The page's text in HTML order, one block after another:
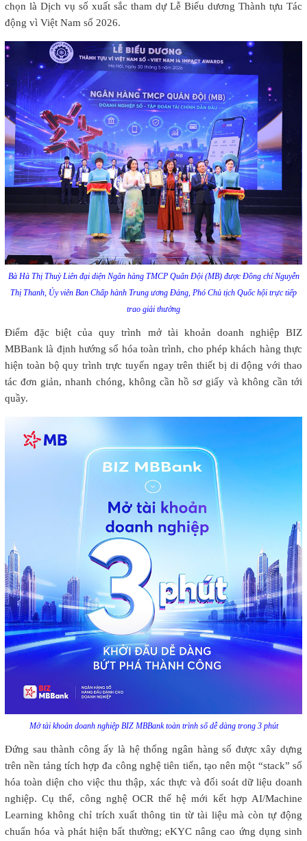
chọn là Dịch vụ số xuất sắc tham dự Lễ Biểu dương Thành tựu Tác
động vì Việt Nam số 2026.
Bà Hà Thị Thuỳ Liên đại diện Ngân hàng TMCP Quân Đội (MB) được Đồng chí Nguyễn
Thị Thanh, Ủy viên Ban Chấp hành Trung ương Đảng, Phó Chủ tịch Quốc hội trực tiếp
trao giải thưởng
Điểm đặc biệt của quy trình mở tài khoản doanh nghiệp BIZ
MBBank là định hướng số hóa toàn trình, cho phép khách hàng thực
hiện toàn bộ quy trình trực tuyến ngay trên thiết bị di động với thao
tác đơn giản, nhanh chóng, không cần hồ sơ giấy và không cần tới
quầy.
Mở tài khoản doanh nghiệp BIZ MBBank toàn trình số dễ dàng trong 3 phút
Đứng sau thành công ấy là hệ thống ngân hàng số được xây dựng
trên nền tảng tích hợp đa công nghệ tiên tiến, tạo nên một “stack” số
hóa toàn diện cho việc thu thập, xác thực và đối soát dữ liệu doanh
nghiệp. Cụ thể, công nghệ OCR thế hệ mới kết hợp AI/Machine
Learning không chỉ trích xuất thông tin từ tài liệu mà còn tự động
chuẩn hóa và phát hiện bất thường; eKYC nâng cao ứng dụng sinh